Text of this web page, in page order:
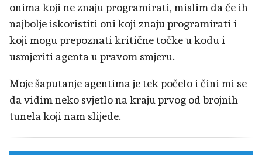
onima koji ne znaju programirati, mislim da će ih
najbolje iskoristiti oni koji znaju programirati i
koji mogu prepoznati kritične točke u kodu i
usmjeriti agenta u pravom smjeru.
Moje šaputanje agentima je tek počelo i čini mi se
da vidim neko svjetlo na kraju prvog od brojnih
tunela koji nam slijede.